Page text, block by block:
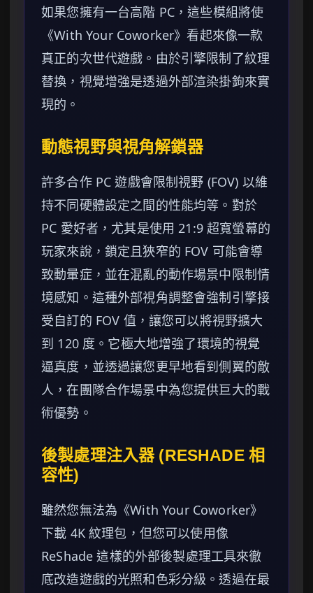
如果您擁有一台高階 PC，這些模組將使
《With Your Coworker》看起來像一款
真正的次世代遊戲。由於引擎限制了紋理
替換，視覺增強是透過外部渲染掛鉤來實
現的。
動態視野與視角解鎖器
許多合作 PC 遊戲會限制視野 (FOV) 以維
持不同硬體設定之間的性能均等。對於
PC 愛好者，尤其是使用 21:9 超寬螢幕的
玩家來說，鎖定且狹窄的 FOV 可能會導
致動暈症，並在混亂的動作場景中限制情
境感知。這種外部視角調整會強制引擎接
受自訂的 FOV 值，讓您可以將視野擴大
到 120 度。它極大地增強了環境的視覺
逼真度，並透過讓您更早地看到側翼的敵
人，在團隊合作場景中為您提供巨大的戰
術優勢。
後製處理注入器 (RESHADE 相
容性)
雖然您無法為《With Your Coworker》
下載 4K 紋理包，但您可以使用像
ReShade 這樣的外部後製處理工具來徹
底改造遊戲的光照和色彩分級。透過在最